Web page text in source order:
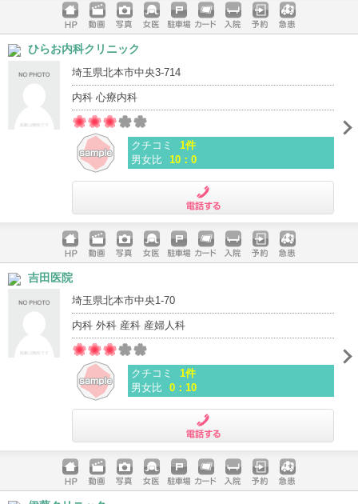
ホームペ
ージ
動画 写真 女医 駐車場
クレジッ
入院 予約 急患
ひらお内科クリニック
埼玉県北本市中央3-714
内科 心療内科
クチコミ
1件
男女比
10：0
ホームペ
ージ
動画 写真 女医 駐車場
クレジッ
入院 予約 急患
吉田医院
埼玉県北本市中央1-70
内科 外科 産科 産婦人科
クチコミ
1件
男女比 0：10
ホームペ
動画 写真 女医 駐車場
クレジッ
入院 予約 急患